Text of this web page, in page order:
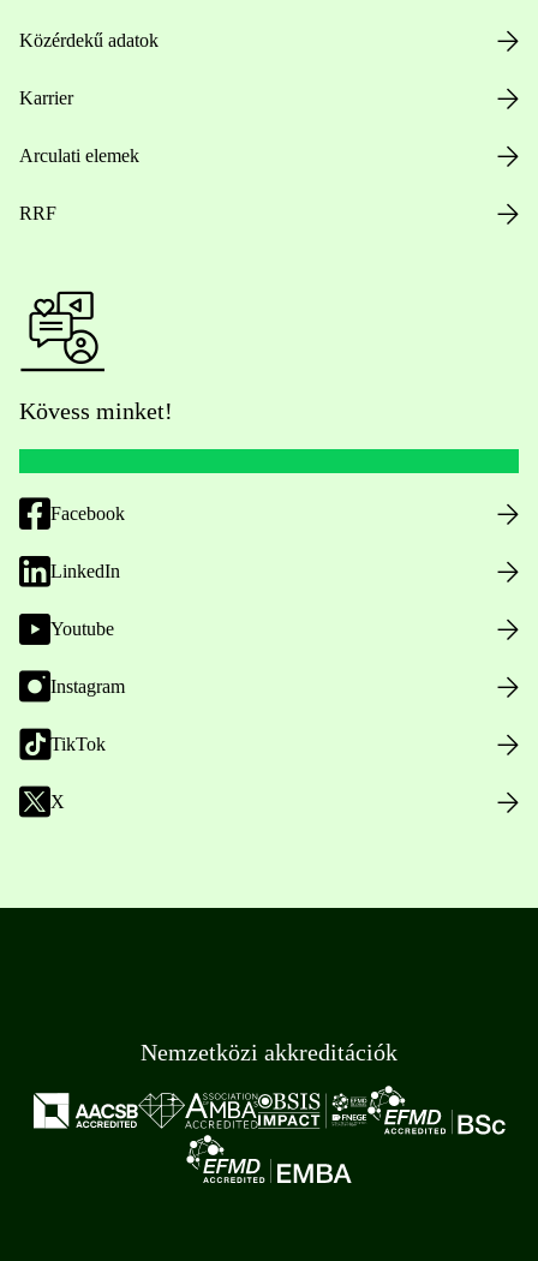
Közérdekű adatok
Karrier
Arculati elemek
RRF
Kövess minket!
Facebook
LinkedIn
Youtube
Instagram
TikTok
X
Nemzetközi akkreditációk